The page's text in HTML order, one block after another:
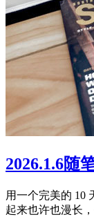
2026.1.6随
用一个完美的 10
起来也许也漫长